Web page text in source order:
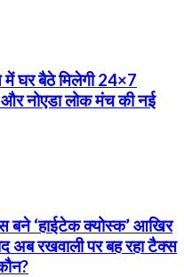
घर बैठे मिलेगी 24×7
नोएडा लोक मंच की नई
बने ‘हाईटेक क्योस्क’ आखिर
अब रखवाली पर बह रहा टैक्स